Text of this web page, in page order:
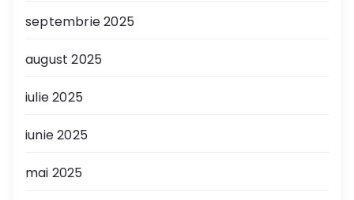
septembrie 2025
august 2025
iulie 2025
iunie 2025
mai 2025